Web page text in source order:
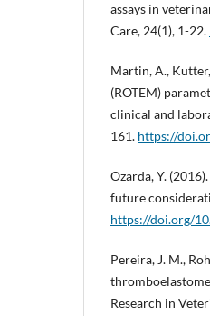
assays in
Care, 24(1), 1-22.
Martin, A.,
(ROTEM)
clinical and
161. https://
Ozarda, Y.
future
https://doi.org/
Pereira, J. M.,
Research in